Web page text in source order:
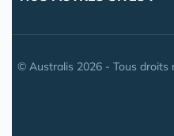
© Australis 2026 - Tous droits